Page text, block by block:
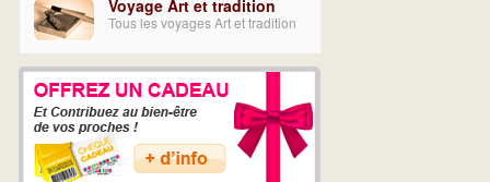
Voyage Art et tradition
Tous les voyages Art et tradition